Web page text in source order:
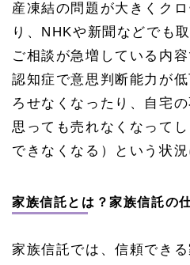
産凍結の問題が大きくク
り、NHKや新聞などでも
ご相談が急増している内容
認知症で意思判断能力が
ろせなくなったり、自宅
思っても売れなくなって
できなくなる）という状
家族信託とは？家族信託の
家族信託では、信頼でき